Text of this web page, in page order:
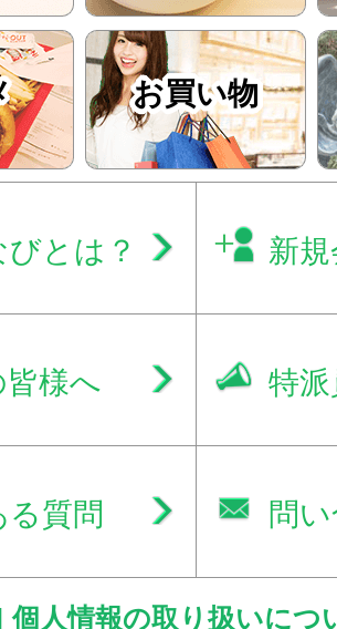
お買い物
とは？ 新
様へ 特
る質問 問
| 個人情報の取り扱いにつ